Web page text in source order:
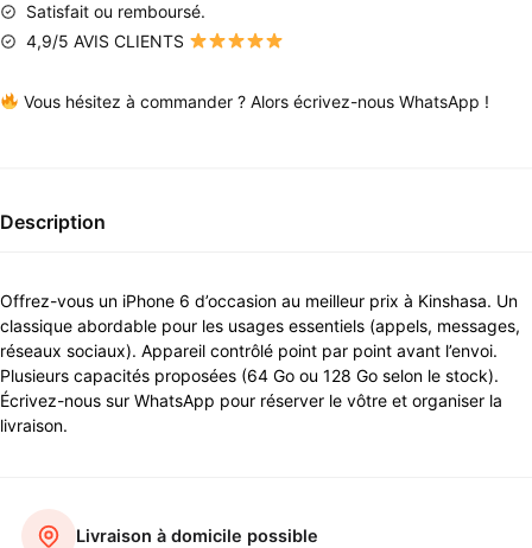
Satisfait ou remboursé.
4,9/5 AVIS CLIENTS
Vous hésitez à commander ? Alors écrivez-nous WhatsApp !
Description
Offrez-vous un iPhone 6 d’occasion au meilleur prix à Kinshasa. Un
classique abordable pour les usages essentiels (appels, messages,
réseaux sociaux). Appareil contrôlé point par point avant l’envoi.
Plusieurs capacités proposées (64 Go ou 128 Go selon le stock).
Écrivez-nous sur WhatsApp pour réserver le vôtre et organiser la
livraison.
Livraison à domicile possible